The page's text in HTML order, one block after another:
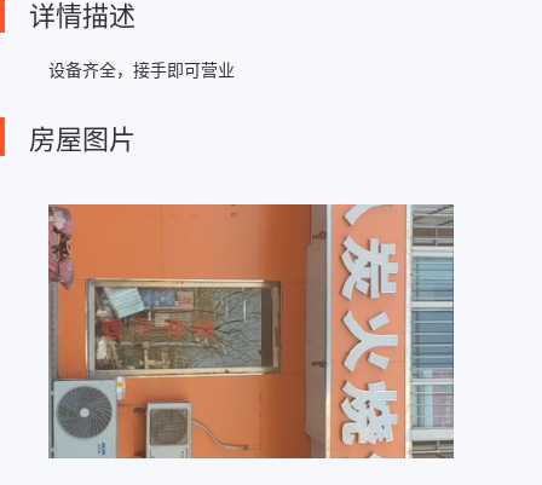
详情描述
设备齐全，接手即可营业
房屋图片